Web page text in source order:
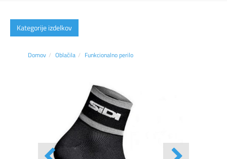
Kategorije izdelkov
Domov Oblačila Funkcionalno perilo